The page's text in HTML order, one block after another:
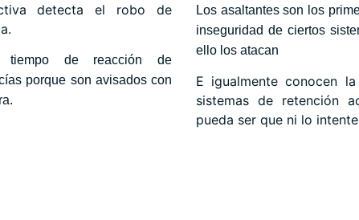
detecta el robo de
tiempo de reacción de
porque son avisados con
Los asaltantes son los
inseguridad de ciertos
ello los atacan
E igualmente conocen
sistemas de retención
pueda ser que ni lo